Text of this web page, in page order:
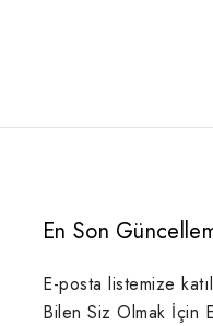
En Son
E-posta listemize
Bilen Siz Olmak İçin